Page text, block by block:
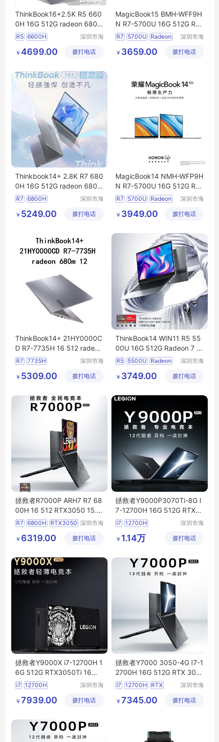
ThinkBook16+2.5K R5 660
0H 16G 512G radeon 680m
6 16笔记本电脑可议价
R5 6600H
深圳市海
有限公司
￥ 4699.00 拨打电话
MagicBook15 BMH-WFF9H
N R7-5700U 16G 512G Rad
eon 8 15笔记本电脑
R7 5700U
Radeon
深圳市海
有限公司
￥ 3659.00 拨打电话
Thinkbook14+ 2.8K R7 680
0H 16G 512G radeon 680m
12 14笔记本电脑可议价
R7 6800H
深圳市海
有限公司
￥ 5249.00 拨打电话
MagicBook14 NMH-WFP9H
N R7-5700U 16G 512G Rad
eon 8 14笔记本电脑
R7 5700U
Radeon
深圳市海
有限公司
￥ 3949.00 拨打电话
ThinkBook14+ 21HY0000C
D R7-7735H 16 512 radeon
680m 12 14笔记本电脑
R7 7735H
深圳市海
有限公司
￥ 5309.00 拨打电话
ThinkBook14 WIN11 R5 55
00U 16G 512G Radeon 7 1
4笔记本电脑可议价
R5 5500U
Radeon
深圳市海
有限公司
￥ 3749.00 拨打电话
拯救者R7000P ARH7 R7 68
00H 16 512 RTX3050 15.6
笔记本电脑可议价
R7 6800H RTX3050 深圳市海
有限公司
￥ 6319.00 拨打电话
拯救者Y9000P3070Ti-8G I
7-12700H 16G 512G RTX3
070Ti 16笔记本电脑
I7 12700H
深圳市海
有限公司
￥ 1.14万 拨打电话
拯救者Y9000X i7-12700H 1
6G 512G RTX3050Ti 16笔
记本电脑可议价
i7 12700H
深圳市海
有限公司
￥ 7939.00 拨打电话
拯救者Y7000 3050-4G I7-1
2700H 16G 512G RTX 305
0 15.6笔记本电脑
I7 12700H
RTX
深圳市海
有限公司
￥ 7345.00 拨打电话